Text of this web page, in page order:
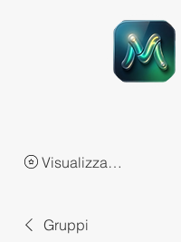
Visualizza punti
Gruppi